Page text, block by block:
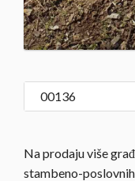
00136
Na prodaju više
stambeno-